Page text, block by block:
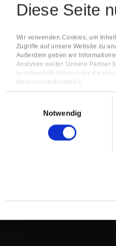
Diese Seite
Wir verwenden Cookies, um
Zugriffe auf unsere Website zu
Außerdem geben wir
Analysen weiter. Unsere Partner
bereitgestellt haben oder die sie
Datenschutzhinweise
Impressum
NotwendigService
Service Locator
Delivery